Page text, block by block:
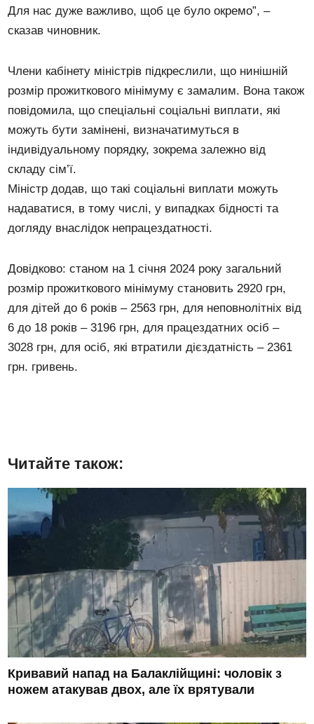
Для нас дуже важливо, щоб це було окремо”, –
сказав чиновник.
Члени кабінету міністрів підкреслили, що нинішній
розмір прожиткового мінімуму є замалим. Вона також
повідомила, що спеціальні соціальні виплати, які
можуть бути замінені, визначатимуться в
індивідуальному порядку, зокрема залежно від
складу сім’ї.
Міністр додав, що такі соціальні виплати можуть
надаватися, в тому числі, у випадках бідності та
догляду внаслідок непрацездатності.
Довідково: станом на 1 січня 2024 року загальний
розмір прожиткового мінімуму становить 2920 грн,
для дітей до 6 років – 2563 грн, для неповнолітніх від
6 до 18 років – 3196 грн, для працездатних осіб –
3028 грн, для осіб, які втратили дієздатність – 2361
грн. гривень.
Читайте також:
Кривавий напад на Балаклійщині: чоловік з
ножем атакував двох, але їх врятували